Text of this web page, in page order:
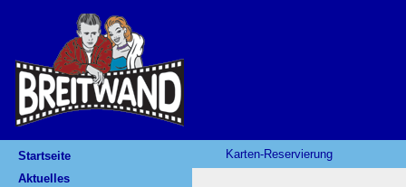
Startseite
Aktuelles
Karten-Reservierung